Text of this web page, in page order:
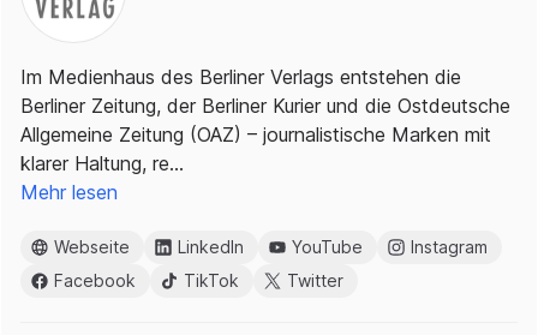
Im Medienhaus des Berliner Verlags entstehen die
Berliner Zeitung, der Berliner Kurier und die Ostdeutsche
Allgemeine Zeitung (OAZ) – journalistische Marken mit
klarer Haltung, re…
Mehr lesen
Webseite LinkedIn YouTube
Instagram
Facebook
TikTok Twitter